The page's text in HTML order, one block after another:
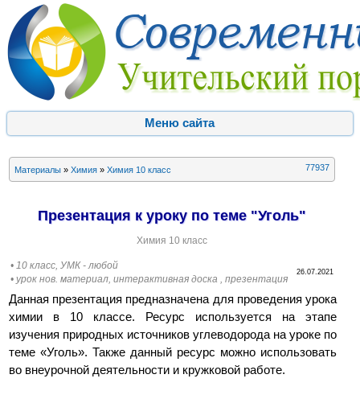
Меню сайта
Материалы» Химия» Химия 10 класс 77937
Презентация к уроку по теме "Уголь"
Химия 10 класс
• 10 класс, УМК - любой
• урок нов. материал, интерактивная доска , презентация
26.07.2021
Данная презентация предназначена для проведения урока
химии в 10 классе. Ресурс используется на этапе
изучения природных источников углеводорода на уроке по
теме «Уголь». Также данный ресурс можно использовать
во внеурочной деятельности и кружковой работе.